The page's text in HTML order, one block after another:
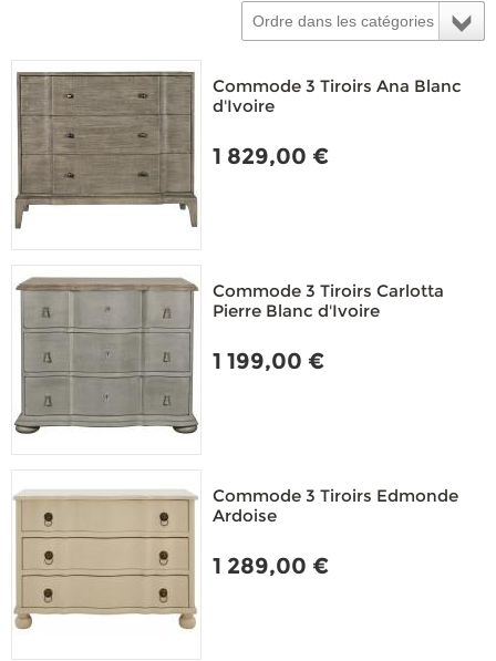
Ordre dans les catégories
Commode 3 Tiroirs Ana Blanc
d'Ivoire
1 829,00 €
Commode 3 Tiroirs Carlotta
Pierre Blanc d'Ivoire
1 199,00 €
Commode 3 Tiroirs Edmonde
Ardoise
1 289,00 €